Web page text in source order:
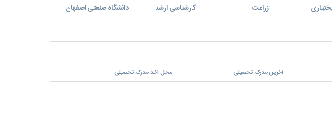
زراعت کارشناسی ارشد دانشگاه صنعتی اصفهان
آخرین مدرک تحصیلی محل اخذ مدرک تحصیلی